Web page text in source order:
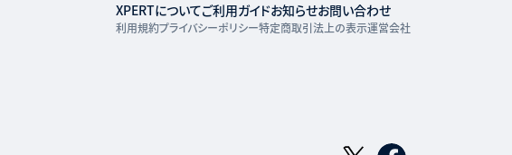
XPERTについてご利用ガイドお知らせお問い合わせ
利用規約プライバシーポリシー特定商取引法上の表示運営会社